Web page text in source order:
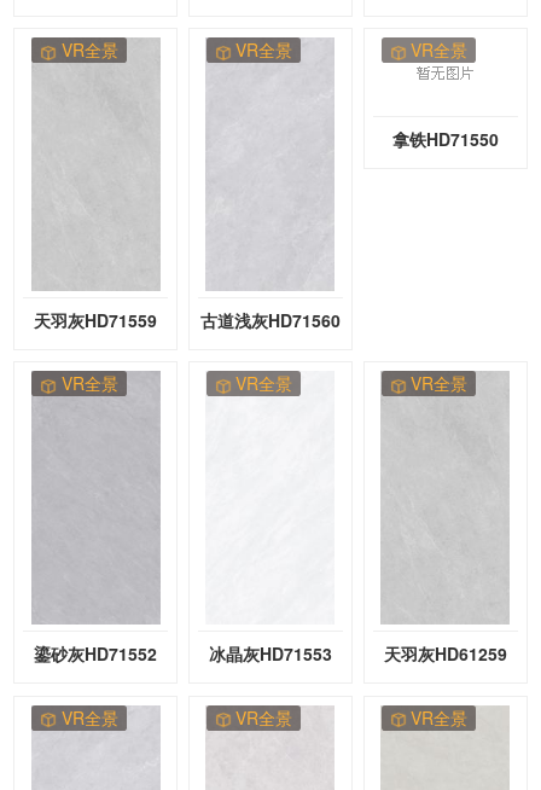
VR全景
天羽灰HD71559
VR全景
古道浅灰HD71560
VR全景
拿铁HD71550
VR全景
鎏砂灰HD71552
VR全景
冰晶灰HD71553
VR全景
天羽灰HD61259
VR全景 VR全景 VR全景